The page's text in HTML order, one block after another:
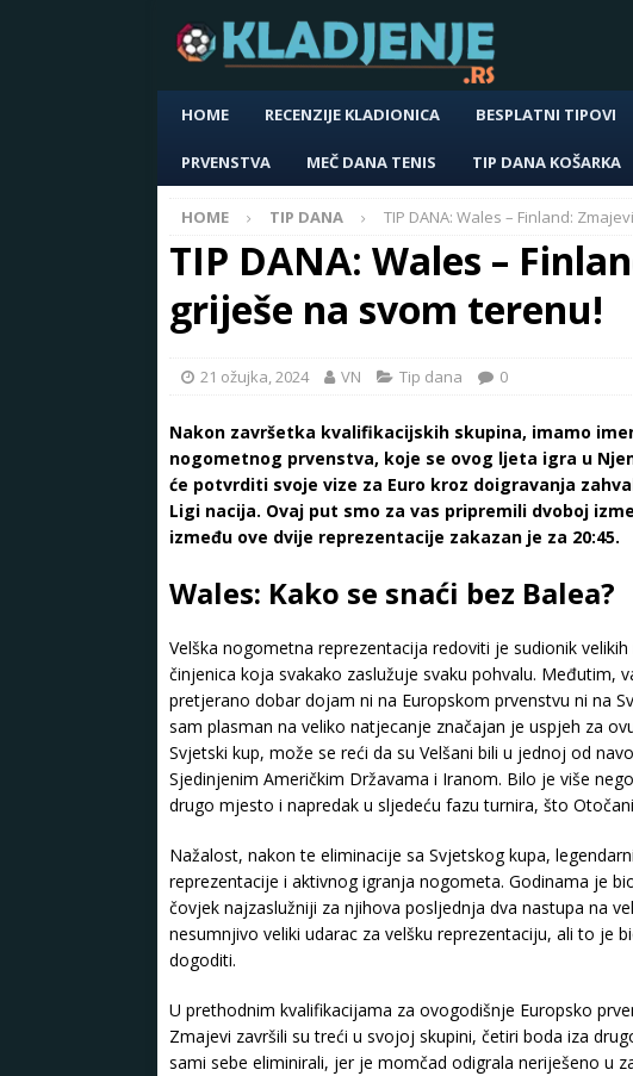
HOME RECENZIJE KLADIONICA BESPLATNI TIPOVI
PRVENSTVA MEČ DANA TENIS TIP DANA KOŠARKA
HOME TIP DANA TIP DANA: Wales – Finland:
TIP DANA: Wales –
griješe na svom terenu!
21 ožujka, 2024 VN Tip dana 0
Nakon završetka kvalifikacijskih skupina, imamo
nogometnog prvenstva, koje se ovog ljeta igra u
će potvrditi svoje vize za Euro kroz doigravanja
Ligi nacija. Ovaj put smo za vas pripremili dvoboj
između ove dvije reprezentacije zakazan je za 20:45.
Wales: Kako se snaći bez Balea?
Velška nogometna reprezentacija redoviti je sudionik
činjenica koja svakako zaslužuje svaku pohvalu. Međutim,
pretjerano dobar dojam ni na Europskom prvenstvu ni na
sam plasman na veliko natjecanje značajan je uspjeh za
Svjetski kup, može se reći da su Velšani bili u jednoj od
Sjedinjenim Američkim Državama i Iranom. Bilo je više
drugo mjesto i napredak u sljedeću fazu turnira, što
Nažalost, nakon te eliminacije sa Svjetskog kupa,
reprezentacije i aktivnog igranja nogometa. Godinama je
čovjek najzaslužniji za njihova posljednja dva nastupa na
nesumnjivo veliki udarac za velšku reprezentaciju, ali to je
dogoditi.
U prethodnim kvalifikacijama za ovogodišnje Europsko
Zmajevi završili su treći u svojoj skupini, četiri boda iza
sami sebe eliminirali, jer je momčad odigrala neriješeno u